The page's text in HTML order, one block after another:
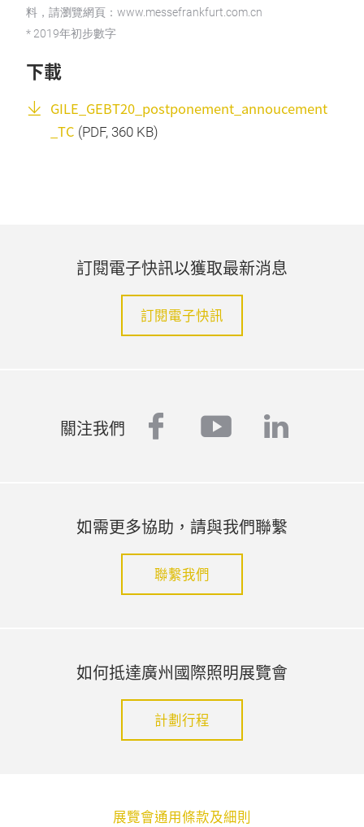
料，請瀏覽網頁：www.messefrankfurt.com.cn
* 2019年初步數字
下載
GILE_GEBT20_postponement_annoucement
_TC (PDF, 360 KB)
訂閱電子快訊以獲取最新消息
訂閱電子快訊
關注我們 facebook
youtube
如需更多協助，請與我們聯繫
聯繫我們
如何抵達廣州國際照明展覽會
計劃行程
展覽會通用條款及細則